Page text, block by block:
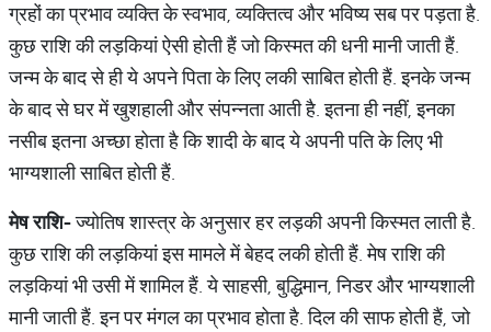
ग्रहों का प्रभाव व्यक्ति के स्वभाव, व्यक्तित्व और भविष्य सब पर पड़ता है.
कुछ राशि की लड़कियां ऐसी होती हैं जो किस्मत की धनी मानी जाती हैं.
जन्म के बाद से ही ये अपने पिता के लिए लकी साबित होती हैं. इनके जन्म
के बाद से घर में खुशहाली और संपन्नता आती है. इतना ही नहीं, इनका
नसीब इतना अच्छा होता है कि शादी के बाद ये अपनी पति के लिए भी
भाग्यशाली साबित होती हैं.
मेष राशि-ज्योतिष शास्त्र के अनुसार हर लड़की अपनी किस्मत लाती है.
कुछ राशि की लड़कियां इस मामले में बेहद लकी होती हैं. मेष राशि की
लड़कियां भी उसी में शामिल हैं. ये साहसी, बुद्धिमान, निडर और भाग्यशाली
मानी जाती हैं. इन पर मंगल का प्रभाव होता है. दिल की साफ होती हैं, जो